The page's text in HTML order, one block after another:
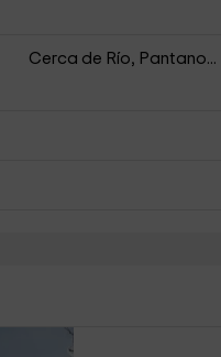
Cerca de Río, Pantano...